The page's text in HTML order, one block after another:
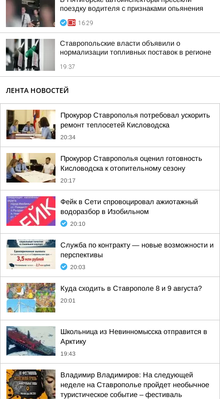
поездку водителя с признаками опьянения
16:29
Ставропольские власти объявили о
нормализации топливных поставок в регионе
19:37
ЛЕНТА НОВОСТЕЙ
Прокурор Ставрополья потребовал ускорить
ремонт теплосетей Кисловодска
20:34
Прокурор Ставрополья оценил готовность
Кисловодска к отопительному сезону
20:17
Фейк в Сети спровоцировал ажиотажный
водоразбор в Изобильном
20:10
Служба по контракту — новые возможности и
перспективы
20:03
Куда сходить в Ставрополе 8 и 9 августа?
20:01
Школьница из Невинномысска отправится в
Арктику
19:43
Владимир Владимиров: На следующей
неделе на Ставрополье пройдет необычное
туристическое событие – фестиваль